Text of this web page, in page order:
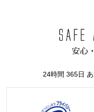
24時間 365日